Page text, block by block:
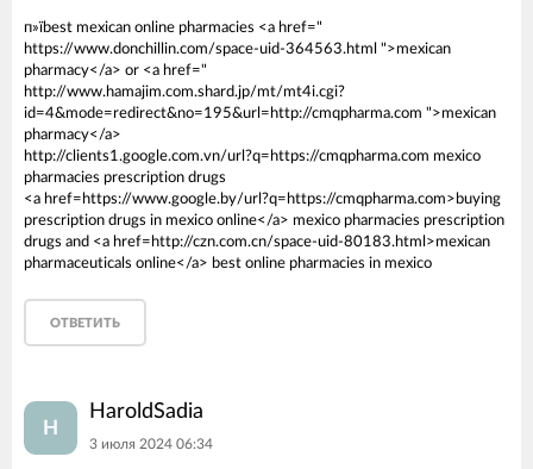
п»їbest mexican online pharmacies <a href="
https://www.donchillin.com/space-uid-364563.html ">mexican
pharmacy</a> or <a href="
http://www.hamajim.com.shard.jp/mt/mt4i.cgi?
id=4&mode=redirect&no=195&url=http://cmqpharma.com ">mexican
pharmacy</a>
http://clients1.google.com.vn/url?q=https://cmqpharma.com mexico
pharmacies prescription drugs
<a href=https://www.google.by/url?q=https://cmqpharma.com>buying
prescription drugs in mexico online</a> mexico pharmacies prescription
drugs and <a href=http://czn.com.cn/space-uid-80183.html>mexican
pharmaceuticals online</a> best online pharmacies in mexico
ОТВЕТИТЬ
H
HaroldSadia
3 июля 2024 06:34